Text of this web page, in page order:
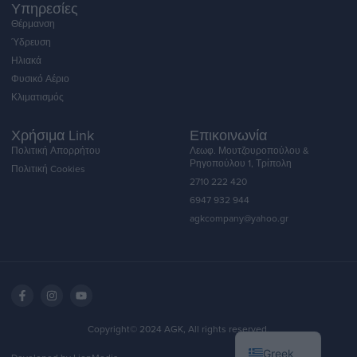
Υπηρεσίες
Θέρμανση
Ύδρευση
Ηλιακά
Φυσικό Αέριο
Κλιματισμός
Χρήσιμα Link
Πολιτική Απορρήτου
Πολιτική Cookies
Επικοινωνία
Λεωφ. Μουτζουροπούλου &
Ρηγοπούλου 1, Τρίπολη
2710 222 420
6947 932 944
agkcompany@yahoo.gr
Copyright© 2024 AGK, All rights reserved.
Greek
English